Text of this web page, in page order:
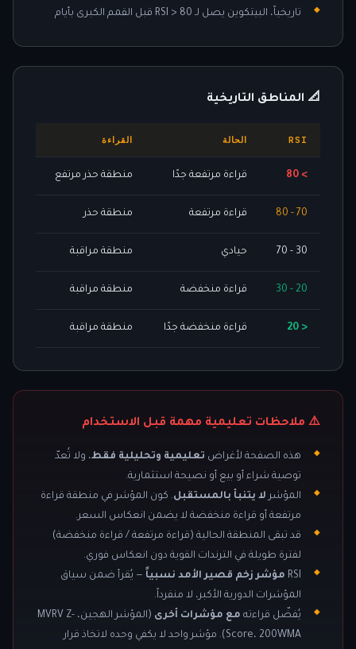
تاريخياً، البيتكوين يصل لـ RSI > 80 قبل القمم الكبرى بأيام
📐 المناطق التاريخية
RSI الحالة القراءة
> 80 قراءة مرتفعة جدًا منطقة حذر مرتفع
70 - 80 قراءة مرتفعة منطقة حذر
30 - 70 حيادي منطقة مراقبة
20 - 30 قراءة منخفضة منطقة مراقبة
< 20 قراءة منخفضة جدًا منطقة مراقبة
⚠️ ملاحظات تعليمية مهمة قبل الاستخدام
هذه الصفحة لأغراض تعليمية وتحليلية فقط، ولا تُعدّ
توصية شراء أو بيع أو نصيحة استثمارية.
المؤشر لا يتنبأ بالمستقبل. كون المؤشر في منطقة قراءة
مرتفعة أو قراءة منخفضة لا يضمن انعكاس السعر.
قد تبقى المنطقة الحالية (قراءة مرتفعة / قراءة منخفضة)
لفترة طويلة في الترندات القوية دون انعكاس فوري.
RSI مؤشر زخم قصير الأمد نسبياً — يُقرأ ضمن سياق
المؤشرات الدورية الأكبر، لا منفرداً.
يُفضّل قراءته مع مؤشرات أخرى
(المؤشر الهجين، MVRV Z-
Score، 200WMA). مؤشر واحد لا يكفي وحده لاتخاذ قرار